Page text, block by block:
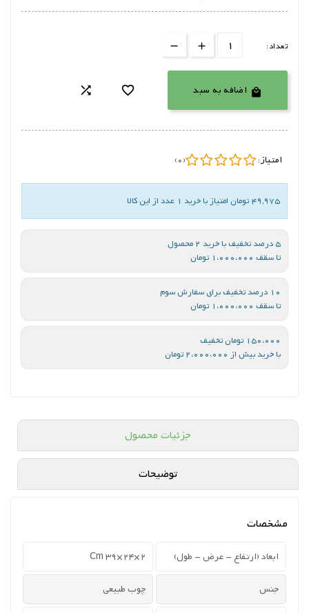
تعداد:
 اضافه به سبد 

امتیاز: (0)
49,975 تومان امتیاز با خرید 1 عدد از این کالا
5 درصد تخفیف با خرید 2 محصول
تا سقف 1،000،000 تومان
10 درصد تخفیف برای سفارش سوم
تا سقف 1،000،000 تومان
150،000 تومان تخفیف
با خرید بیش از 2،000،000 تومان
جزئیات محصول
توضیحات
مشخصات
ابعاد (ارتفاع - عرض - طول) 2×24×39 Cm
جنس چوب طبیعی